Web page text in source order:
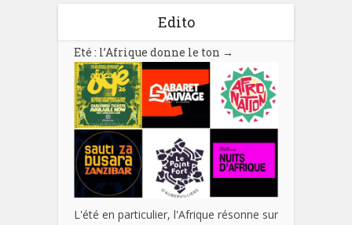
Edito
Eté : l’Afrique donne le ton →
L'été en particulier, l'Afrique résonne sur